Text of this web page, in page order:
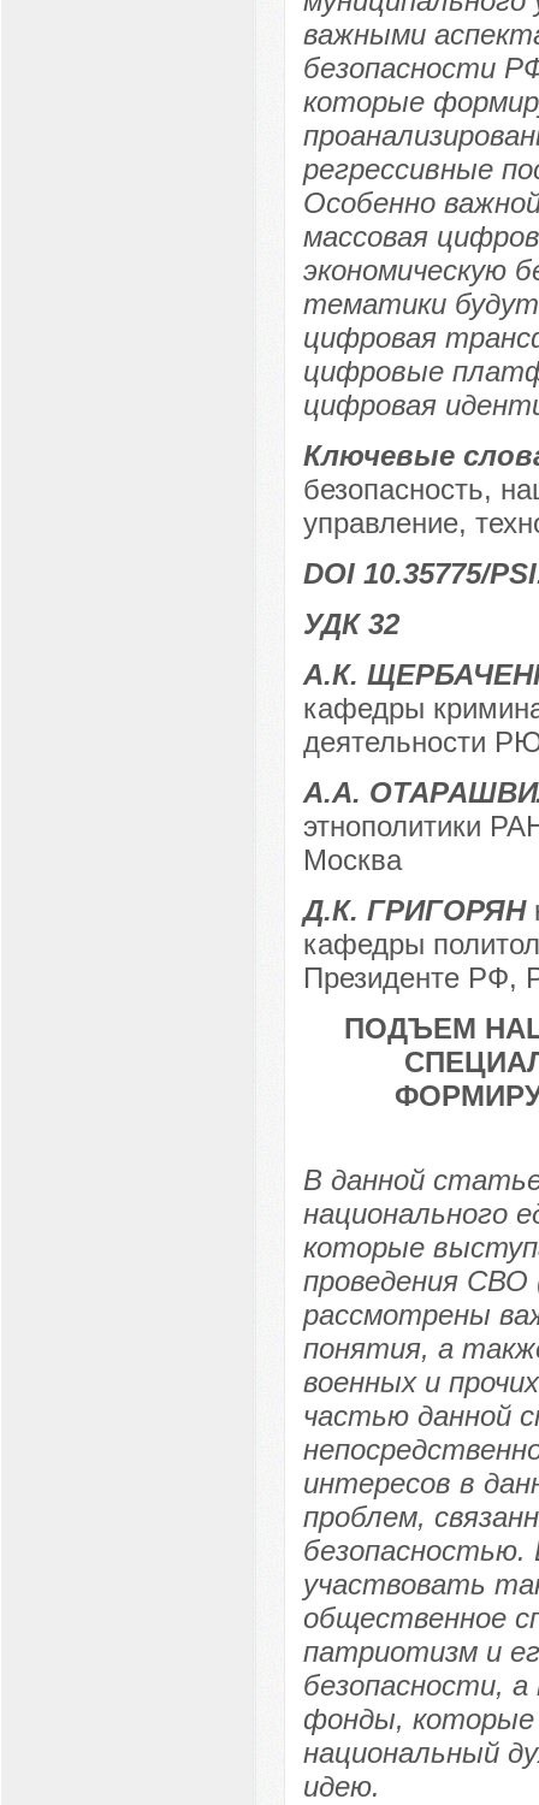
важными
безопасности
которые
регрессивные
Особенно
массовая
экономическую
тематики
цифровая
цифровые
цифровая
Ключевые
безопасность,
управление,
DOI 10.35775/
УДК 32
А.К.
кафедры
деятельности
А.А.
этнополитики
Москва
Д.К. ГРИГОРЯН
кафедры
Президенте РФ,
ПОДЪЕМ
В данной
национального
которые
проведения СВО
рассмотрены
понятия, а
военных и
частью данной
интересов в
проблем,
участвовать
общественное
патриотизм и
безопасности,
фонды, которые
национальный
идею.